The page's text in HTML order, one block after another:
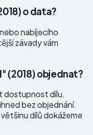
o data?
nabíjecího
závady vám
(2018) objednat?
dostupnost dílu.
bez objednání.
dílů dokážeme